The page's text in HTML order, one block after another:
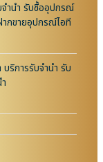
จำนำ รับซื้ออุปกรณ์
ากขายอุปกรณ์ไอที
ริการรับจำนำ รับ